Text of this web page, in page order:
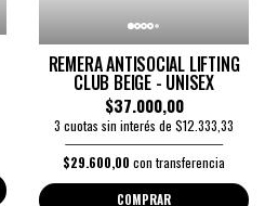
REMERA ANTISOCIAL LIFTING
CLUB BEIGE - UNISEX
$37.000,00
3 cuotas sin interés de $12.333,33
$29.600,00 con transferencia
COMPRAR